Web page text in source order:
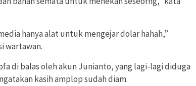
hanya alat untuk mengejar dolar hahah,”
wartawan.
di balas oleh akun Junianto, yang lagi-lagi diduga
kasih amplop sudah diam.